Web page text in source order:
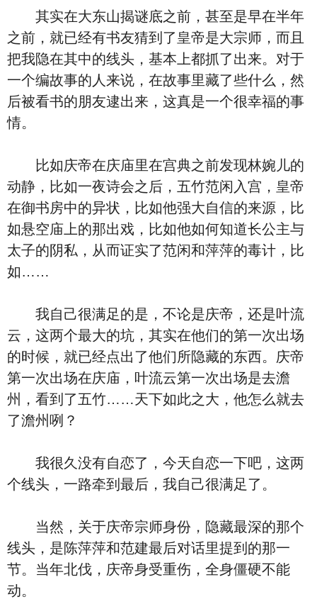
其实在大东山揭谜底之前，甚至是早在半年
之前，就已经有书友猜到了皇帝是大宗师，而且
把我隐在其中的线头，基本上都抓了出来。对于
一个编故事的人来说，在故事里藏了些什么，然
后被看书的朋友逮出来，这真是一个很幸福的事
情。
比如庆帝在庆庙里在宫典之前发现林婉儿的
动静，比如一夜诗会之后，五竹范闲入宫，皇帝
在御书房中的异状，比如他强大自信的来源，比
如悬空庙上的那出戏，比如他如何知道长公主与
太子的阴私，从而证实了范闲和萍萍的毒计，比
如……
我自己很满足的是，不论是庆帝，还是叶流
云，这两个最大的坑，其实在他们的第一次出场
的时候，就已经点出了他们所隐藏的东西。庆帝
第一次出场在庆庙，叶流云第一次出场是去澹
州，看到了五竹……天下如此之大，他怎么就去
了澹州咧？
我很久没有自恋了，今天自恋一下吧，这两
个线头，一路牵到最后，我自己很满足了。
当然，关于庆帝宗师身份，隐藏最深的那个
线头，是陈萍萍和范建最后对话里提到的那一
节。当年北伐，庆帝身受重伤，全身僵硬不能
动。